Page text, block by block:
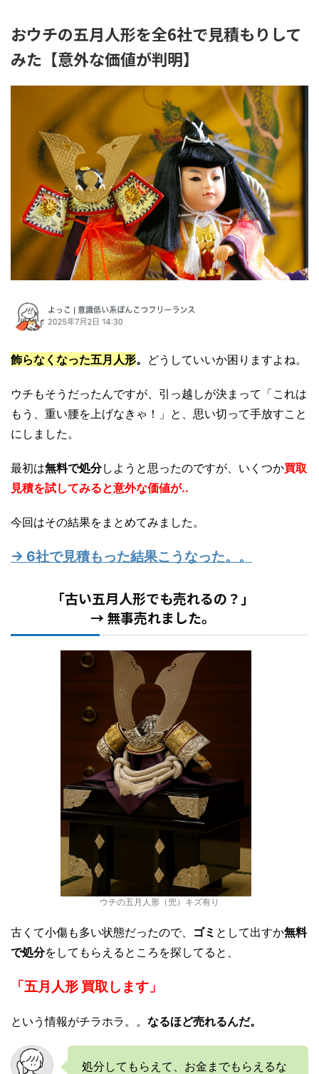
おウチの五月人形を全6社で見積もりして
みた【意外な価値が判明】
飾らなくなった五月人形。 どうしていいか困りますよね。
ウチもそうだったんですが、引っ越しが決まって「これは
もう、重い腰を上げなきゃ！」と、思い切って手放すこと
にしました。
最初は無料で処分しようと思ったのですが、いくつか買取
見積を試してみると意外な価値が..
今回はその結果をまとめてみました。
→ 6社で見積もった結果こうなった。。
「古い五月人形でも売れるの？」
→ 無事売れました。
ウチの五月人形（兜）キズ有り
古くて小傷も多い状態だったので、 ゴミ として出すか無料
で処分をしてもらえるところを探してると、
「五月人形 買取します」
という情報がチラホラ。。 なるほど売れるんだ。
処分してもらえて、お金までもらえるな